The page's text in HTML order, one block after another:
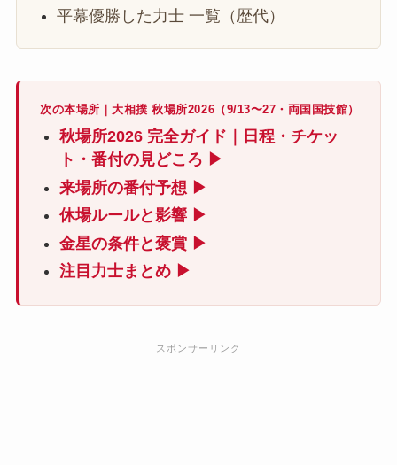
平幕優勝した力士 一覧（歴代）
次の本場所｜大相撲 秋場所2026（9/13〜27・両国国技館）
秋場所2026 完全ガイド｜日程・チケッ
ト・番付の見どころ ▶
来場所の番付予想 ▶
休場ルールと影響 ▶
金星の条件と褒賞 ▶
注目力士まとめ ▶
スポンサーリンク